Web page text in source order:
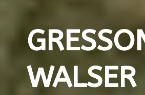
WALSER